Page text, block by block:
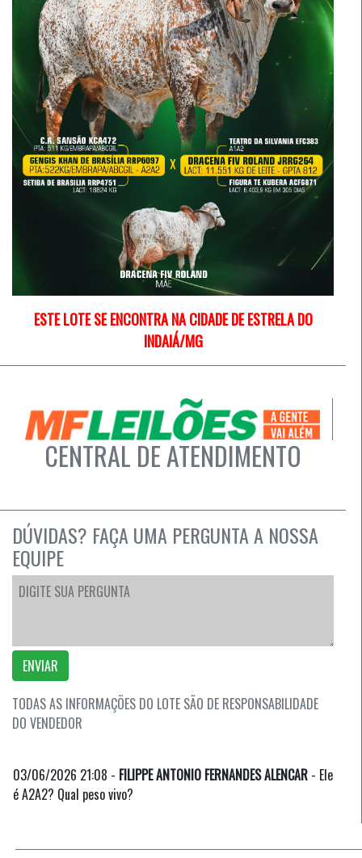
ESTE LOTE SE ENCONTRA NA CIDADE DE ESTRELA DO
INDAIÁ/MG
CENTRAL DE ATENDIMENTO
DÚVIDAS? FAÇA UMA PERGUNTA A NOSSA
EQUIPE
ENVIAR
TODAS AS INFORMAÇÕES DO LOTE SÃO DE RESPONSABILIDADE
DO VENDEDOR
03/06/2026 21:08 - FILIPPE ANTONIO FERNANDES ALENCAR - Ele
é A2A2? Qual peso vivo?